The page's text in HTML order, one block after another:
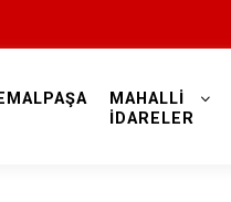
MAHALLİ
İDARELER